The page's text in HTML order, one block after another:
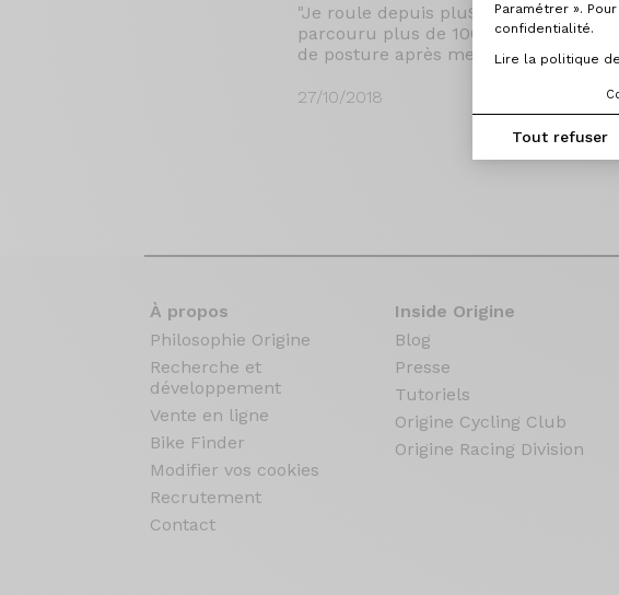
Paramétrer ».
confidentialité.
Lire la politique
Tout refuser
"Je roule depuis pluS d'un mois sur
parcouru plus de 1000km vélo
de posture après mes sorties.Je
27/10/2018
À propos
Philosophie Origine
Recherche et
développement
Vente en ligne
Bike Finder
Modifier vos cookies
Recrutement
Contact
Inside Origine
Blog
Presse
Tutoriels
Origine Cycling Club
Origine Racing Division